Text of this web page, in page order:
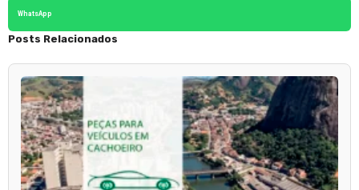
WhatsApp
Posts Relacionados